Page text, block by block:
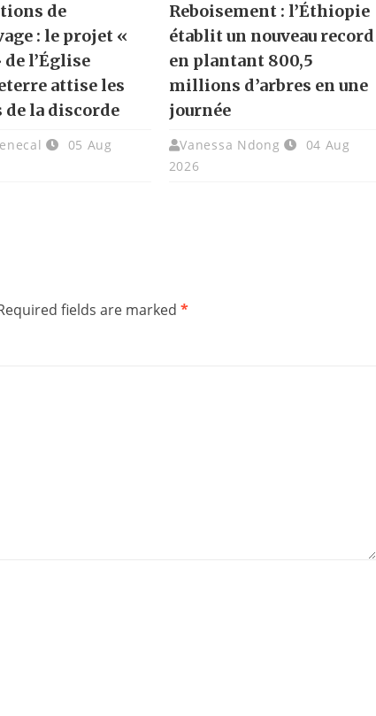
de
: le projet «
l’Église
attise les
de la discorde
05 Aug
Reboisement : l’Éthiopie
établit un nouveau record
en plantant 800,5
millions d’arbres en une
journée
Vanessa Ndong
04 Aug
2026
fields are marked *